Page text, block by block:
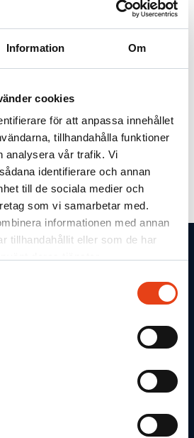
Information Om
cookies
för att anpassa innehållet
tillhandahålla funktioner
analysera vår trafik. Vi
identifierare och annan
till de sociala medier och
som vi samarbetar med.
informationen med annan
tillhandahållit eller som de har
och förväntas stå klart 2019.
framemot att få vara en del av
där vi kommer att utföra
Larsen Architects
nyhetsbrev